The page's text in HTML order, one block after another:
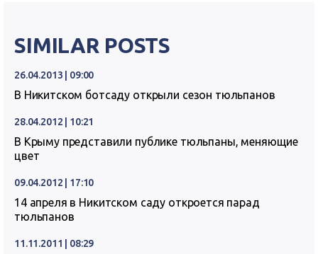
SIMILAR POSTS
26.04.2013 | 09:00
В Никитском ботсаду открыли сезон тюльпанов
28.04.2012 | 10:21
В Крыму представили публике тюльпаны, меняющие
цвет
09.04.2012 | 17:10
14 апреля в Никитском саду откроется парад
тюльпанов
11.11.2011 | 08:29